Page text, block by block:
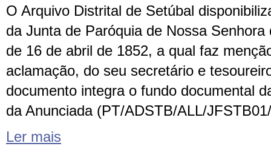
O Arquivo Distrital de Setúbal
da Junta de Paróquia de Nossa Senhora
de 16 de abril de 1852, a qual faz
aclamação, do seu secretário e
documento integra o fundo documental
da Anunciada (PT/ADSTB/ALL/
Ler mais